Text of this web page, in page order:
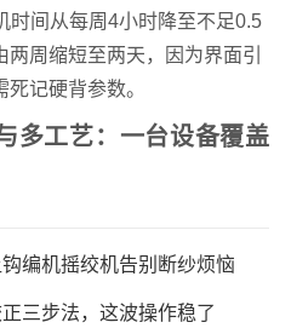
时间从每周4小时降至不足0.5
周缩短至两天，因为界面引
记硬背参数。
多工艺：一台设备覆盖
编机摇绞机告别断纱烦恼
三步法，这波操作稳了